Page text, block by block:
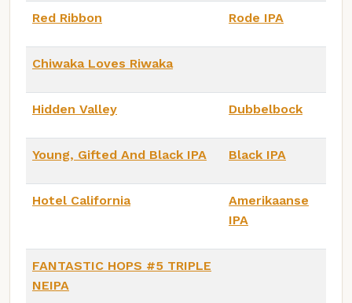
Red Ribbon Rode IPA
Chiwaka Loves Riwaka
Hidden Valley Dubbelbock
Young, Gifted And Black IPA Black IPA
Hotel California
Amerikaanse
IPA
FANTASTIC HOPS #5 TRIPLE
NEIPA